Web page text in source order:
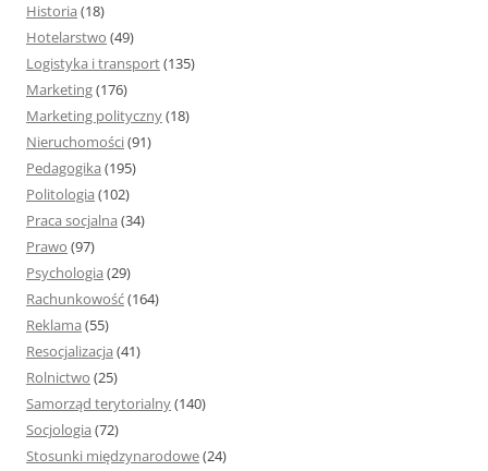
Historia (18)
Hotelarstwo (49)
Logistyka i transport(135)
Marketing(176)
Marketing polityczny(18)
Nieruchomości(91)
Pedagogika (195)
Politologia (102)
Praca socjalna (34)
Prawo (97)
Psychologia (29)
Rachunkowość(164)
Reklama (55)
Resocjalizacja (41)
Rolnictwo (25)
Samorząd terytorialny(140)
Socjologia (72)
Stosunki międzynarodowe(24)